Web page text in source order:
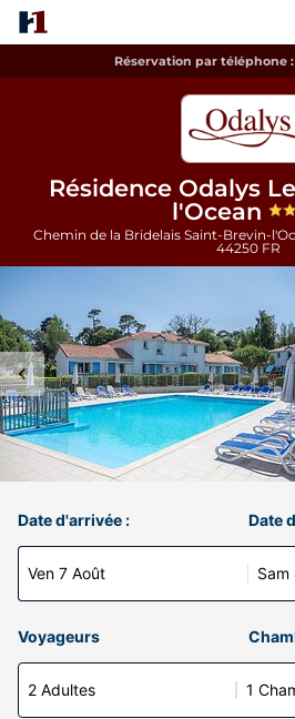
Réservation par téléphone :
Résidence Odalys
l'Ocean
Chemin de la Bridelais Saint-Brevin-
44250 FR
Date d'arrivée :
Ven 7 Août
Date
Sam
Voyageurs
2 Adultes 1